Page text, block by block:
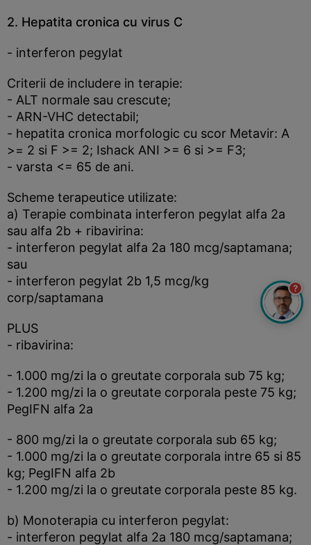
2. Hepatita cronica cu virus C
- interferon pegylat
Criterii de includere in terapie:
- ALT normale sau crescute;
- ARN-VHC detectabil;
- hepatita cronica morfologic cu scor Metavir: A
>= 2 si F >= 2; Ishack ANI >= 6 si >= F3;
- varsta <= 65 de ani.
Scheme terapeutice utilizate:
a) Terapie combinata interferon pegylat alfa 2a
sau alfa 2b + ribavirina:
- interferon pegylat alfa 2a 180 mcg/saptamana;
sau
- interferon pegylat 2b 1,5 mcg/kg
corp/saptamana
PLUS
- ribavirina:
- 1.000 mg/zi la o greutate corporala sub 75 kg;
- 1.200 mg/zi la o greutate corporala peste 75 kg;
PegIFN alfa 2a
- 800 mg/zi la o greutate corporala sub 65 kg;
- 1.000 mg/zi la o greutate corporala intre 65 si 85
kg; PegIFN alfa 2b
- 1.200 mg/zi la o greutate corporala peste 85 kg.
b) Monoterapia cu interferon pegylat:
- interferon pegylat alfa 2a 180 mcg/saptamana;
?